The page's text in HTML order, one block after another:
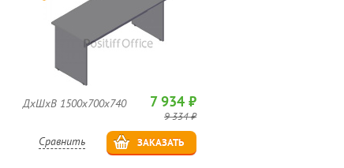
ДхШхВ 1500х700х740 7 934 ₽
9 334 ₽
Сравнить ЗАКАЗАТЬ